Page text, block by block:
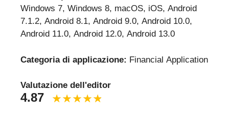
Windows 7, Windows 8, macOS, iOS, Android
7.1.2, Android 8.1, Android 9.0, Android 10.0,
Android 11.0, Android 12.0, Android 13.0
Categoria di applicazione: Financial Application
Valutazione dell'editor
4.87